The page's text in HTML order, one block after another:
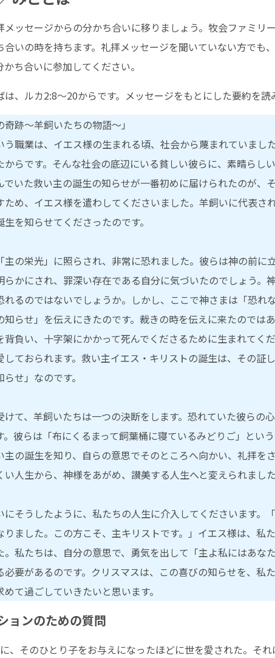
メッセージからの分かち合いに移りましょう。牧会ファミリ
合いの時を持ちます。礼拝メッセージを聞いていない方でも
ち合いに参加してください。
、ルカ2:8～20からです。メッセージをもとにした要約を読
奇跡〜羊飼いたちの物語〜」
う職業は、イエス様の生まれる頃、社会から蔑まれていま
からです。そんな社会の底辺にいる貧しい彼らに、素晴らし
でいた救い主の誕生の知らせが一番初めに届けられたのが、
ため、イエス様を遣わしてくださいました。羊飼いに代表さ
を知らせてくださったのです。
主の栄光」に照らされ、非常に恐れました。彼らは神の前に
らかにされ、罪深い存在である自分に気づいたのでしょう。
れるのではないでしょうか。しかし、ここで神さまは「恐れ
知らせ」を伝えにきたのです。裁きの時を伝えに来たのでは
背負い、十字架にかかって死んでくださるために生まれてく
しておられます。救い主イエス・キリストの誕生は、その証
せ」なのです。
けて、羊飼いたちは一つの決断をします。恐れていた彼らの
。彼らは「布にくるまって飼葉桶に寝ているみどりご」とい
主の誕生を知り、自らの意思でそのところへ向かい、礼拝を
人生から、神様をあがめ、讃美する人生へと変えられました
にそうしたように、私たちの人生に介入してくださいます。
りました。この方こそ、主キリストです。」イエス様は、私
。私たちは、自分の意思で、勇気を出して「主よ私にはあな
必要があるのです。クリスマスは、この喜びの知らせを、私
て過ごしていきたいと思います。
ョンのための質問
に、そのひとり子をお与えになったほどに世を愛された。そ